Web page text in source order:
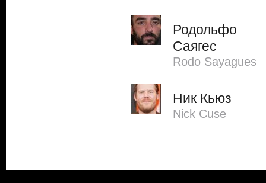
Родольфо
Саягес
Rodo Sayagues
Ник Кьюз
Nick Cuse